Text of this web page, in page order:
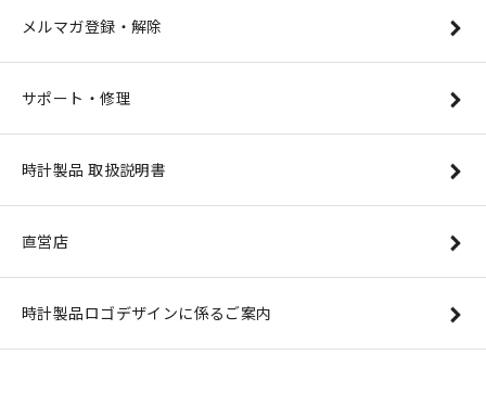
メルマガ登録・解除
サポート・修理
時計製品 取扱説明書
直営店
時計製品ロゴデザインに係るご案内